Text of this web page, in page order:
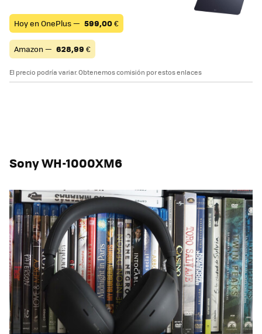
Hoy en OnePlus — 599,00€
Amazon — 628,99 €
El precio podría variar. Obtenemos comisión por estos enlaces
Sony WH-1000XM6